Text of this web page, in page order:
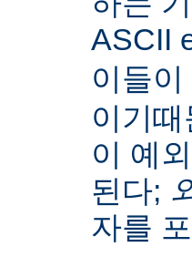
ASCII
이들
이기
이 예
된다;
자를